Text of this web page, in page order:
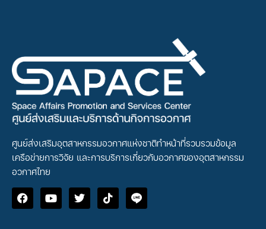
ศูนย์ส่งเสริมอุตสาหกรรมอวกาศแห่งชาติทำหน้าที่รวบรวมข้อมูล
เครือข่ายการวิจัย และการบริการเกี่ยวกับอวกาศของอุตสาหกรรม
อวกาศไทย